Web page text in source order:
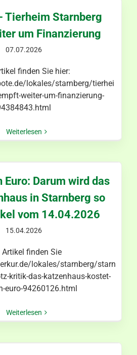
Tierheim Starnberg
um Finanzierung
07.07.2026
finden Sie hier:
lokales/starnberg/tierhei
weiter-um-finanzierung-
Weiterlesen
Darum wird das
in Starnberg so
vom 14.04.2026
15.04.2026
Artikel finden Sie
lokales/starnberg/starn
kritik-das-katzenhaus-kostet-
euro-94260126.html
Weiterlesen